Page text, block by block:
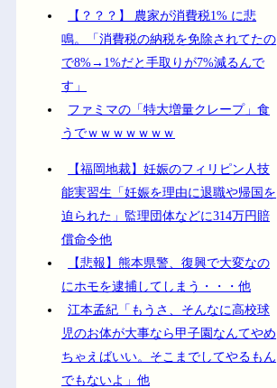
【？？？】 農家が消費税1% に悲
鳴。「消費税の納税を免除されてたの
で8%→1%だと手取りが7%減るんで
す」
ファミマの「特大増量クレープ」食
うでｗｗｗｗｗｗｗ
【福岡地裁】妊娠のフィリピン人技
能実習生「妊娠を理由に退職や帰国を
迫られた」監理団体などに314万円賠
償命令他
【悲報】熊本県警、復興で大変なの
にホモを逮捕してしまう・・・他
江本孟紀「もうさ、そんなに高校球
児のお体が大事なら甲子園なんてやめ
ちゃえばいい。そこまでしてやるもん
でもないよ」他